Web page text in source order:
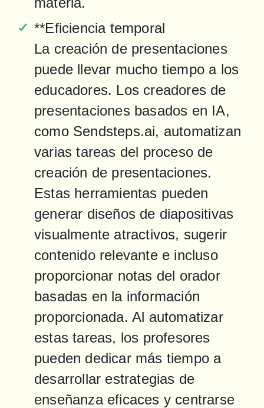
**Eficiencia temporal
La creación de presentaciones
puede llevar mucho tiempo a los
educadores. Los creadores de
presentaciones basados en IA,
como Sendsteps.ai, automatizan
varias tareas del proceso de
creación de presentaciones.
Estas herramientas pueden
generar diseños de diapositivas
visualmente atractivos, sugerir
contenido relevante e incluso
proporcionar notas del orador
basadas en la información
proporcionada. Al automatizar
estas tareas, los profesores
pueden dedicar más tiempo a
desarrollar estrategias de
enseñanza eficaces y centrarse